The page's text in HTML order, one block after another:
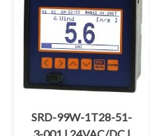
SRD-99W-1T28-51-